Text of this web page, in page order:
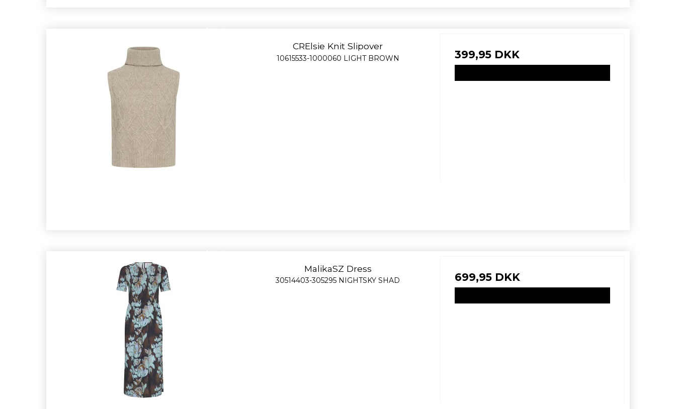
CRElsie Knit Slipover
10615533-1000060 LIGHT BROWN 399,95 DKK
MalikaSZ Dress
30514403-305295 NIGHTSKY SHAD 699,95 DKK